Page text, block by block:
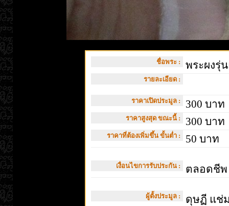
ชื่อพระ : พระผงรุ่
รายละเอียด :
ราคาเปิดประมูล : 300 บาท
ราคาสูงสุด ขณะนี้ : 300 บาท
ราคาที่ต้องเพิ่มขึ้น ขั้นต่ำ : 50 บาท
เงื่อนไขการรับประกัน : ตลอดชีพ
ผู้ตั้งประมูล : ดุษฏี แช่